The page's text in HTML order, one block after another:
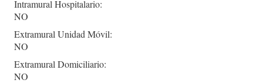
Intramural Hospitalario:
NO
Extramural Unidad Móvil:
NO
Extramural Domiciliario:
NO